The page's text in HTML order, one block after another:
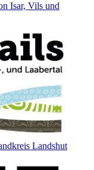
Isar, Vils und
Landshut